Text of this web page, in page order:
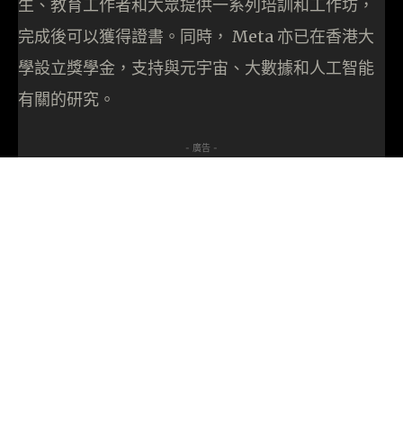
生、教育工作者和大眾提供一系列培訓和工作坊，
完成後可以獲得證書。同時， Meta 亦已在香港大
學設立獎學金，支持與元宇宙、大數據和人工智能
有關的研究。
- 廣告 -